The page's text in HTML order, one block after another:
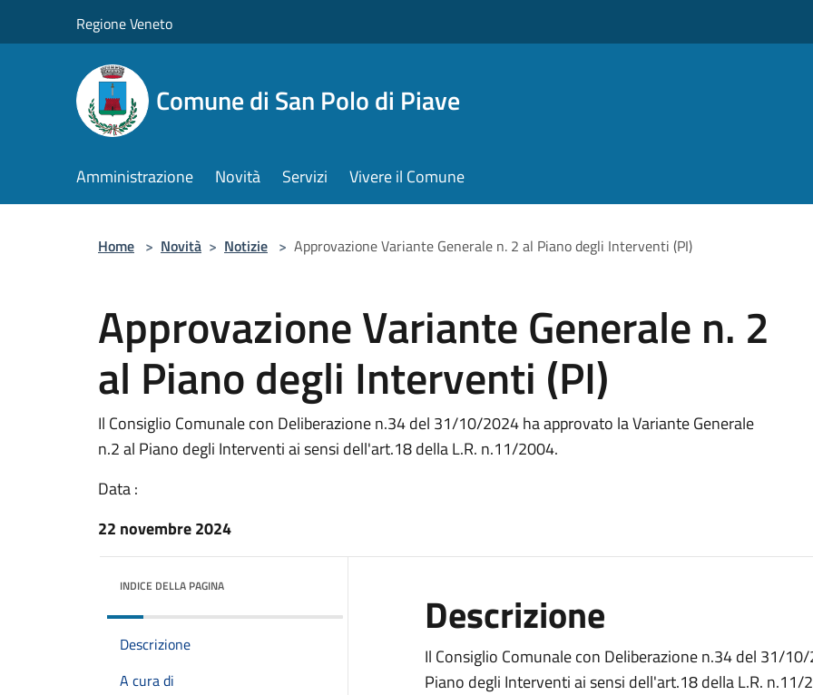
Regione Veneto
Comune di San Polo di Piave
Amministrazione Novità Servizi Vivere il Comune
Home > Novità > Notizie > Approvazione Variante Generale n. 2 al Piano degli Interventi (PI)
Approvazione Variante Generale n. 2
al Piano degli Interventi (PI)
Il Consiglio Comunale con Deliberazione n.34 del 31/10/2024 ha approvato la Variante Generale
n.2 al Piano degli Interventi ai sensi dell'art.18 della L.R. n.11/2004.
Data :
22 novembre 2024
INDICE DELLA PAGINA
Descrizione
A cura di
Descrizione
Il Consiglio Comunale con Deliberazione n.34 del 31/
Piano degli Interventi ai sensi dell'art.18 della L.R. n.11/